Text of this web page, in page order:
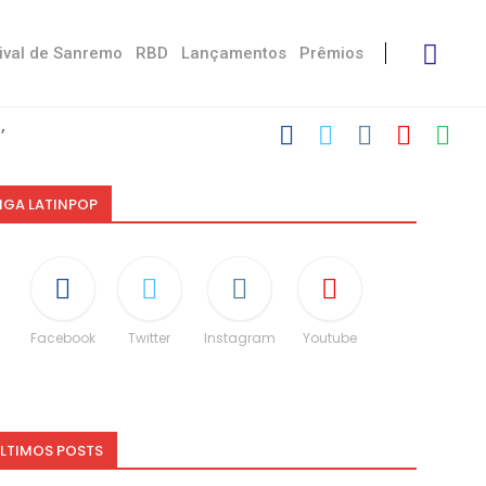
de Sanremo RBD Lançamentos Prêmios
LATINPOP
Facebook Twitter Instagram Youtube
POSTS